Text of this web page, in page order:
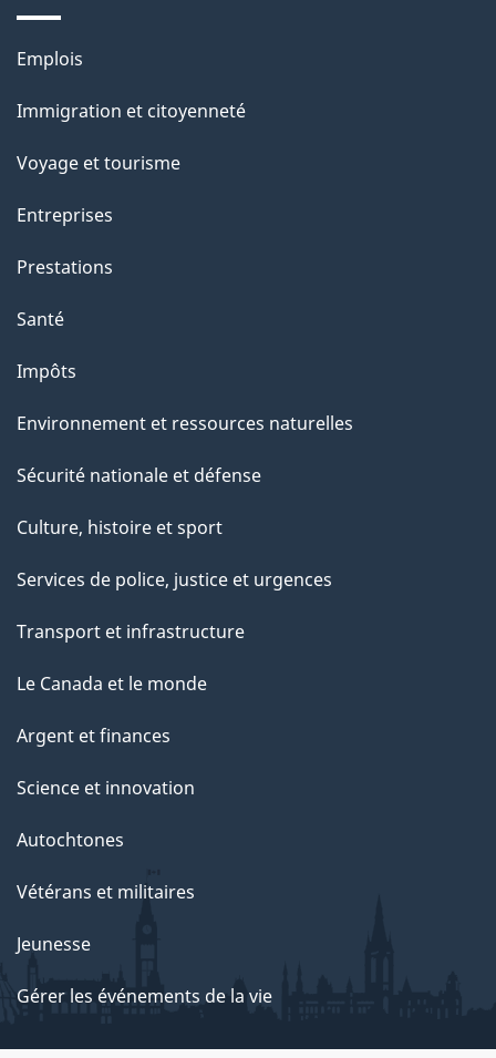
Thèmes
sujets
Emplois
Immigration et citoyenneté
Voyage et tourisme
Entreprises
Prestations
Santé
Impôts
Environnement et ressources naturelles
Sécurité nationale et défense
Culture, histoire et sport
Services de police, justice et urgences
Transport et infrastructure
Le Canada et le monde
Argent et finances
Science et innovation
Autochtones
Vétérans et militaires
Jeunesse
Gérer les événements de la vie